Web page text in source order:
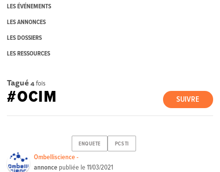
LES ÉVÉNEMENTS
LES ANNONCES
LES DOSSIERS
LES RESSOURCES
Tagué 4fois
SUIVRE
#OCIM
ENQUETE PCSTI
Ombelliscience -
annonce publiée le11/03/2021